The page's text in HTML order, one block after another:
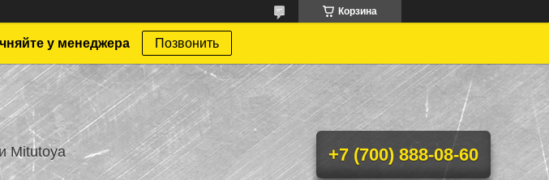
Корзина
у менеджера Позвонить
Mitutoya
+7 (700) 888-08-60